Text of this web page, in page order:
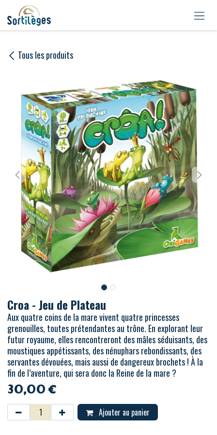
Se rendre au contenu
Tous les produits
Croa - Jeu de Plateau
Aux quatre coins de la mare vivent quatre princesses
grenouilles, toutes prétendantes au trône. En explorant leur
futur royaume, elles rencontreront des mâles séduisants, des
moustiques appétissants, des nénuphars rebondissants, des
servantes dévouées, mais aussi de dangereux brochets ! À la
fin de l’aventure, qui sera donc la Reine de la mare ?
30,00€
Ajouter au panier